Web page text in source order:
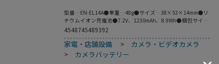
型番…EN-EL14A●重量…48g●サイズ…38×53×14mm●リ
チウムイオン充電池●7.2V、1230mAh、8.9Wh●梱包サイ
ズ:56×37×80●梱包重量79g
4548745489392
家電・店舗設備 > カメラ・ビデオカメラ
> カメラバッテリー